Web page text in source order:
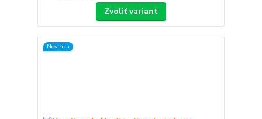
Zvoliť variant
Novinka